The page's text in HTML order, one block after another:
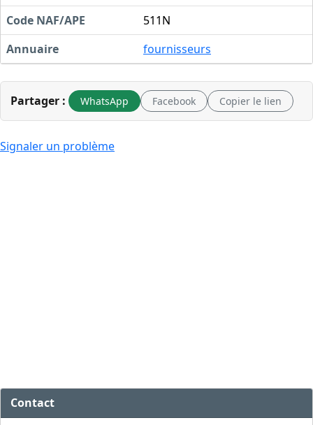
Code NAF/APE
511N
Annuaire
fournisseurs
Partager : WhatsApp Facebook Copier le lien
Signaler un problème
Contact